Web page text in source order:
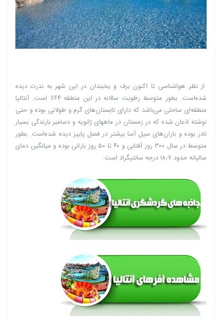
از نظر هواشناسی تا اکنون برف و یخبندان در این شهر به ندرت دیده
شده‌است. بطور متوسط رطوبت سالانه در این منطقه ۶۴٪ است. آنتالیا
منطقه‌ای ساحلی می‌باشد که دارای تابستان‌های گرم و طولانی بوده و حتی
نوشته اذعان شده که در زمستان در ماههای ژانویه و دسامبر بارندگی بسیار
نادر بوده و باران‌های سیل آسا بیشتر در فصل پاییز دیده شده‌است. بطور
متوسط در سال ۳۰۰ روز آفتابی و ۴۰ تا ۵۰ روز بارانی بوده و میانگین دمای
سالیانه حدود ۱۸٫۷ درجه سانتیگراد است.